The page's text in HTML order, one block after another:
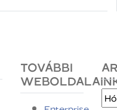
TOVÁBBI